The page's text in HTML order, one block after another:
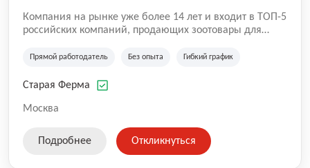
Компания на рынке уже более 14 лет и входит в ТОП-5
российских компаний, продающих зоотовары для
компания владеет 5 розничными магазинами, а также
России (Wildberries, Ozon, Яндекс. Маркет и
на глобальной доставке товаров по всей территории
SKU, премиальные бренды кормов и собственные
Прямой работодатель Без опыта Гибкий график
Старая Ферма
Москва
Подробнее Откликнуться